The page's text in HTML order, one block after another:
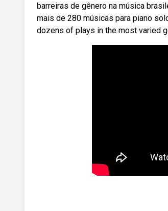
barreiras de gênero na música
mais de 280 músicas para piano
dozens of plays in the most varied